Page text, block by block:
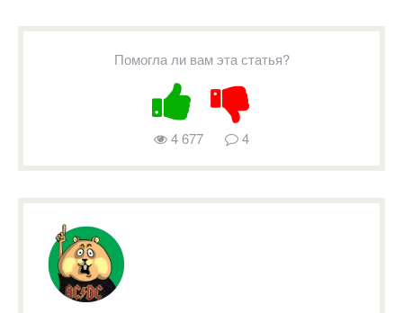
Помогла ли вам эта статья?
4 677 4